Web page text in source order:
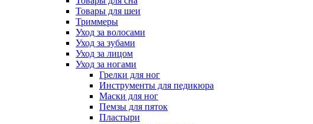
Товары для шеи
Триммеры
Уход за волосами
Уход за зубами
Уход за лицом
Уход за ногами
Грелки для ног
Инструменты для педикюра
Маски для ног
Пемзы для пяток
Пластыри